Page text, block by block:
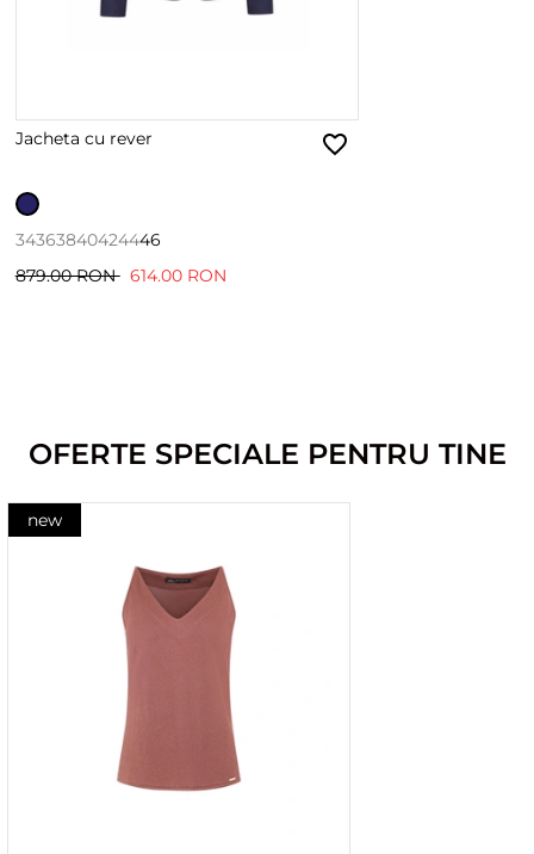
Jacheta cu rever
34363840424446
879.00 RON 614.00 RON
OFERTE SPECIALE PENTRU TINE
new